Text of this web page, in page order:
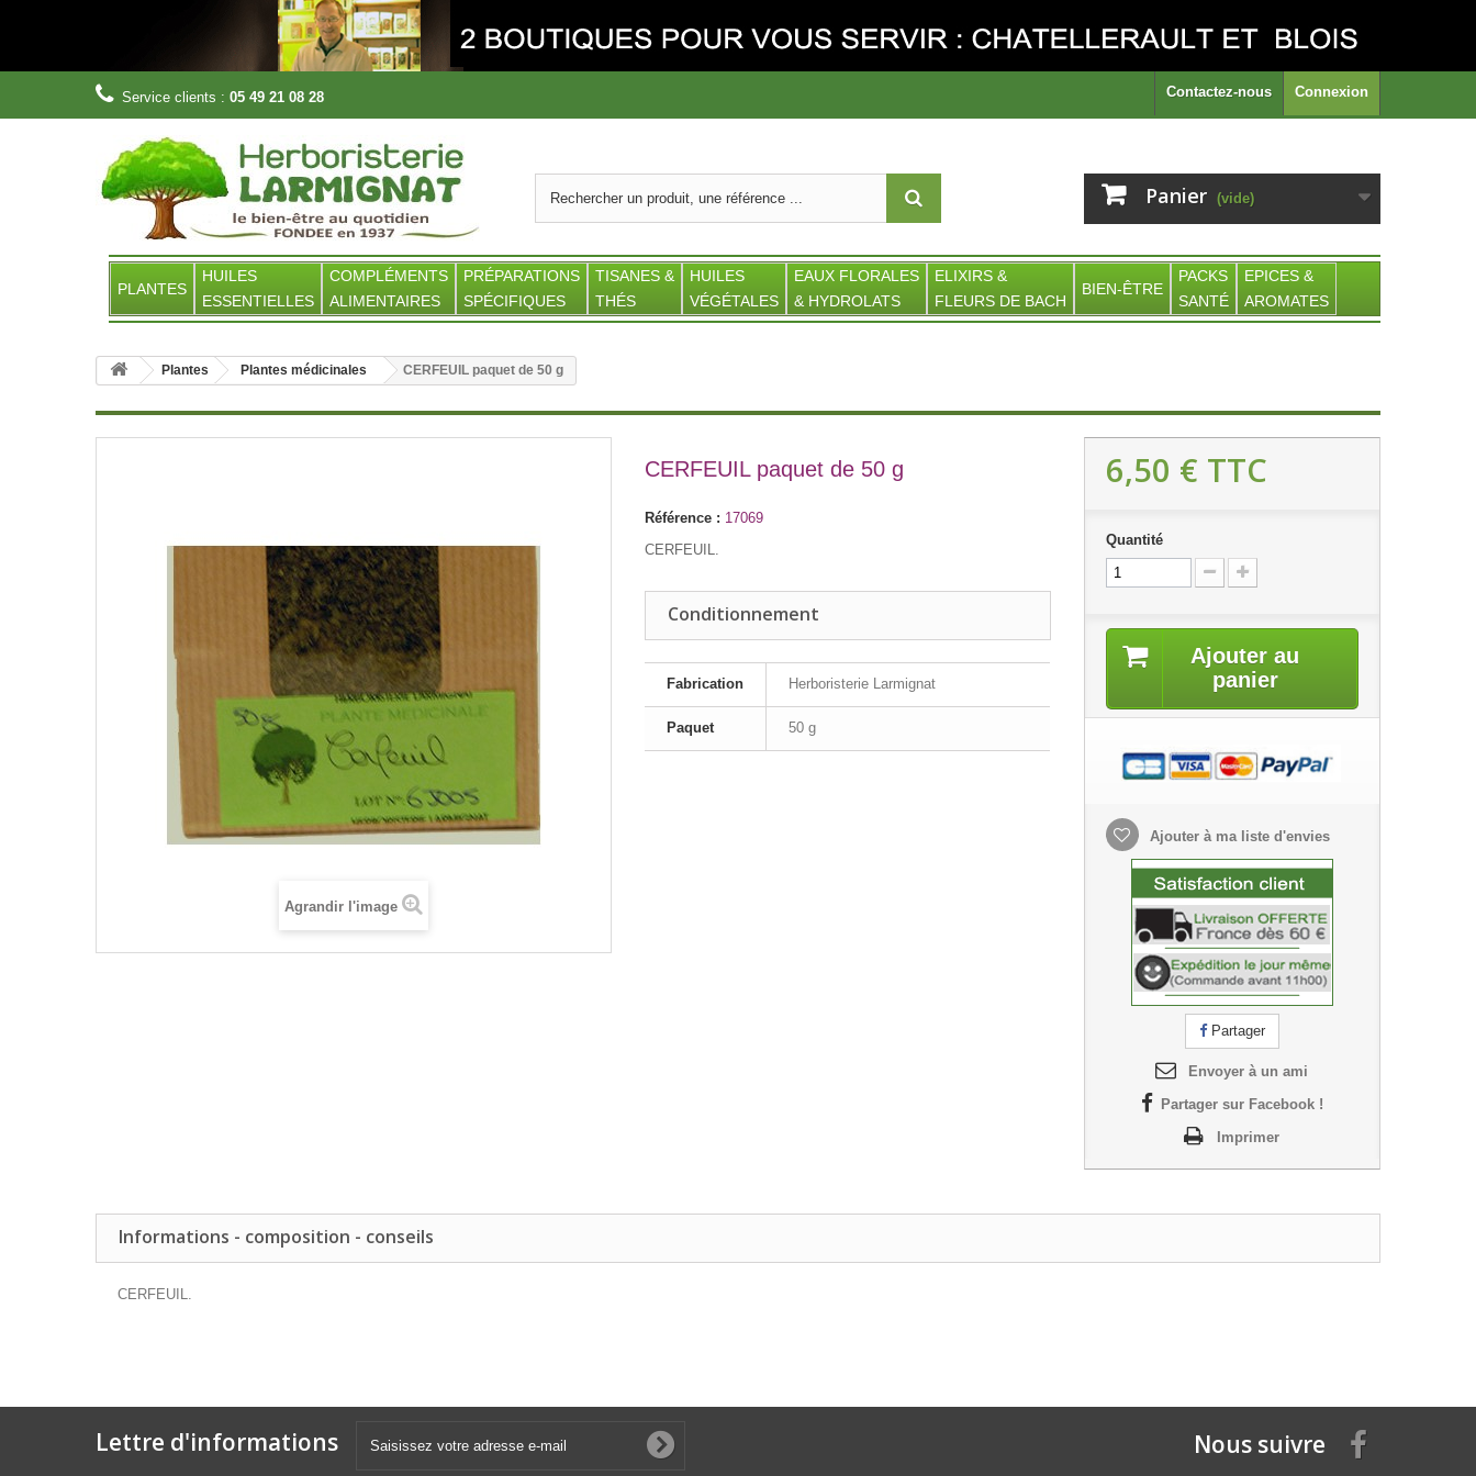
Connexion
Contactez-nous
Service clients : 05 49 21 08 28
Panier (vide)
PLANTES
HUILES
ESSENTIELLES
COMPLÉMENTS
ALIMENTAIRES
PRÉPARATIONS
SPÉCIFIQUES
TISANES &
THÉS
HUILES
VÉGÉTALES
EAUX FLORALES
& HYDROLATS
ELIXIRS &
FLEURS DE BACH
BIEN-ÊTRE
PACKS
SANTÉ
EPICES &
AROMATES
Plantes Plantes médicinales CERFEUIL paquet de 50 g
Agrandir l'image
CERFEUIL paquet de 50 g
Référence : 17069
CERFEUIL.
Conditionnement
Fabrication Herboristerie Larmignat
Paquet 50 g
6,50 € TTC
Quantité
Ajouter au
panier
Ajouter à ma liste d'envies
Partager
Envoyer à un ami
Partager sur Facebook !
Imprimer
Informations - composition - conseils
CERFEUIL.
Lettre d'informations Nous suivre